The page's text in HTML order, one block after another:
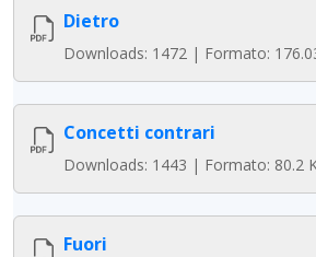
Dietro
Downloads: 1472 | Formato:
Concetti contrari
Downloads: 1443 | Formato: 80.2
Fuori